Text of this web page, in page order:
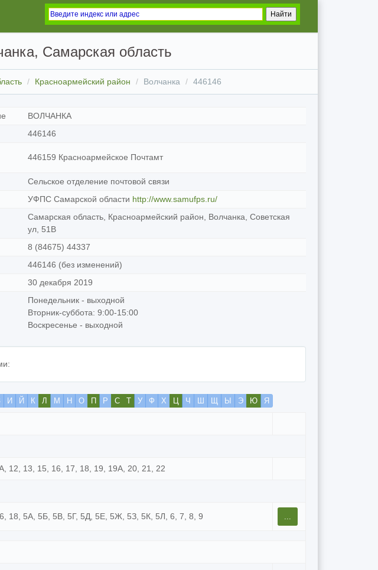
Самарская область
Красноармейский район Волчанка 446146
ВОЛЧАНКА
446146
446159 Красноармейское Почтамт
Сельское отделение почтовой связи
УФПС Самарской области http://www.samufps.ru/
Самарская область, Красноармейский район, Волчанка, Советская
ул, 51В
8 (84675) 44337
446146 (без изменений)
30 декабря 2019
Понедельник - выходной
Вторник-суббота: 9:00-15:00
Воскресенье - выходной
И Й К Л М Н О П Р С Т У Ф Х Ц Ч Ш Щ Ы Э Ю Я
12, 13, 15, 16, 17, 18, 19, 19А, 20, 21, 22
18, 5А, 5Б, 5В, 5Г, 5Д, 5Е, 5Ж, 5З, 5К, 5Л, 6, 7, 8, 9 ...